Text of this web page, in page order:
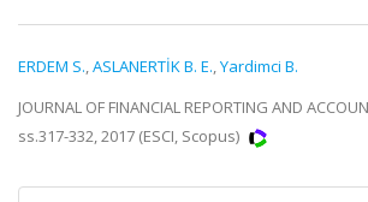
ERDEM S.,ASLANERTİK B. E.,Yardimci B.
JOURNAL OF FINANCIAL REPORTING AND
ss.317-332, 2017 (ESCI, Scopus)